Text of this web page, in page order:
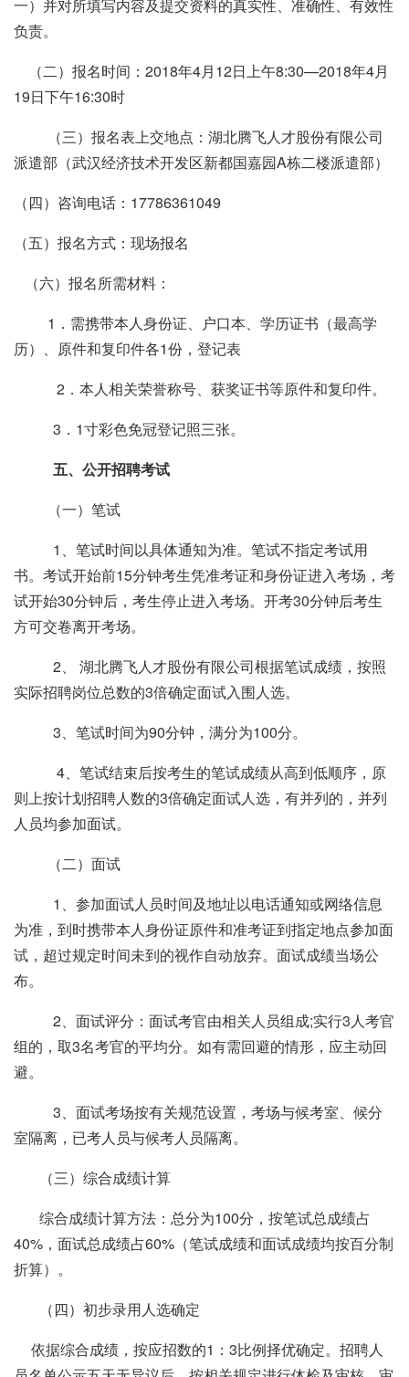
一）并对所填写内容及提交资料的真实性、准确性、有效性
负责。
（二）报名时间： 2018年4月12日上午8:30—2018年4月
19日下午16:30时
（三）报名表上交地点：湖北腾飞人才股份有限公司
派遣部（武汉经济技术开发区新都国嘉园A栋二楼派遣部）
（四）咨询电话： 17786361049
（五）报名方式：现场报名
（六）报名所需材料：
1．需携带本人身份证、户口本、学历证书（最高学
历）、原件和复印件各1份，登记表
2．本人相关荣誉称号、获奖证书等原件和复印件。
3． 1寸彩色免冠登记照三张。
五、公开招聘考试
（一）笔试
1、笔试时间以具体通知为准。笔试不指定考试用
书。考试开始前15分钟考生凭准考证和身份证进入考场，考
试开始30分钟后，考生停止进入考场。开考30分钟后考生
方可交卷离开考场。
2、 湖北腾飞人才股份有限公司根据笔试成绩，按照
实际招聘岗位总数的3倍确定面试入围人选。
3、笔试时间为90分钟，满分为100分。
4、笔试结束后按考生的笔试成绩从高到低顺序，原
则上按计划招聘人数的3倍确定面试人选，有并列的，并列
人员均参加面试。
（二）面试
1、参加面试人员时间及地址以电话通知或网络信息
为准，到时携带本人身份证原件和准考证到指定地点参加面
试，超过规定时间未到的视作自动放弃。面试成绩当场公
布。
2、面试评分：面试考官由相关人员组成;实行3人考官
组的，取3名考官的平均分。如有需回避的情形，应主动回
避。
3、面试考场按有关规范设置，考场与候考室、候分
室隔离，已考人员与候考人员隔离。
（三）综合成绩计算
综合成绩计算方法：总分为100分，按笔试总成绩占
40% ，面试总成绩占60% （笔试成绩和面试成绩均按百分制
折算）。
（四）初步录用人选确定
依据综合成绩，按应招数的1 ： 3比例择优确定。招聘人